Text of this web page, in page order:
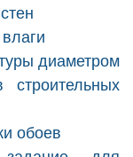
диаметром
обоев